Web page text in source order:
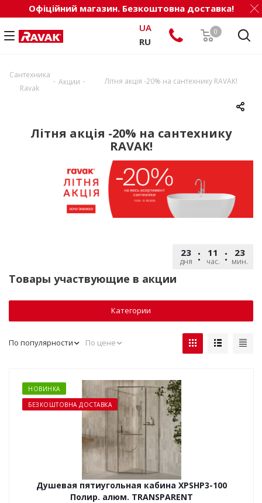
Офіційний магазин. Безкоштовна доставка!
0
UA
RU
Сантехника
Ravak
- Акции - Літня акція -20% на сантехнику RAVAK!
Літня акція -20% на сантехнику
RAVAK!
23
дня
11
час.
23
мин.
Товары участвующие в акции
Категории
По популярности По цене
НОВИНКА
БЕЗКОШТОВНА ДОСТАВКА
Душевая пятиугольная кабина XPSHP3-100
Полир. алюм. TRANSPARENT